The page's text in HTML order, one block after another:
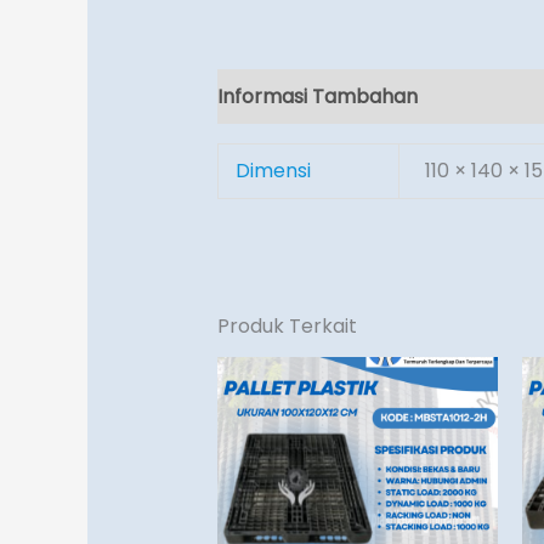
Informasi Tambahan
Dimensi 110 × 140 ×
Produk Terkait